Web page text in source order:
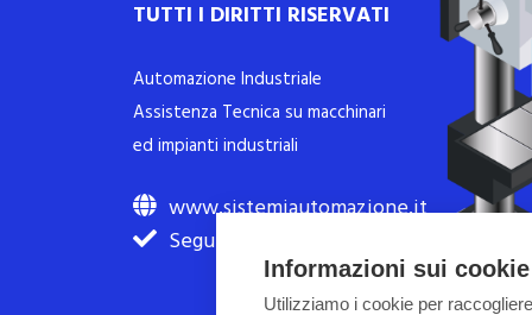
TUTTI I DIRITTI RISERVATI
Automazione Industriale
Assistenza Tecnica su macchinari
ed impianti industriali
www.sistemiautomazione.it
Seguici su Facebook
Informazioni sui
Utilizziamo i cookie per